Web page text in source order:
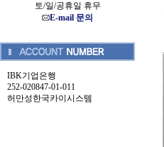
토/일/공휴일 휴무
E-mail 문의
IBK기업은행
252-020847-01-011
허만성한국카이시스템